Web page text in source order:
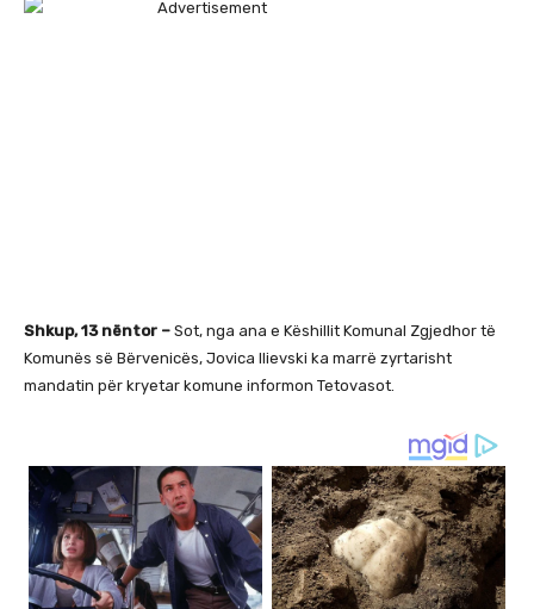
Shkup, 13 nëntor – Sot, nga ana e Këshillit Komunal Zgjedhor të
Komunës së Bërvenicës, Jovica Ilievski ka marrë zyrtarisht
mandatin për kryetar komune informon Tetovasot.